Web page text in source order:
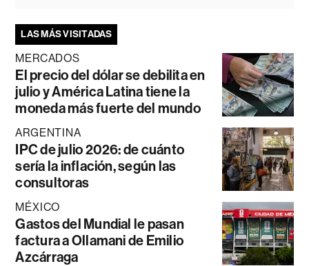
LAS MÁS VISITADAS
MERCADOS
El precio del dólar se debilita en
julio y América Latina tiene la
moneda más fuerte del mundo
ARGENTINA
IPC de julio 2026: de cuánto
sería la inflación, según las
consultoras
MÉXICO
Gastos del Mundial le pasan
factura a Ollamani de Emilio
Azcárraga